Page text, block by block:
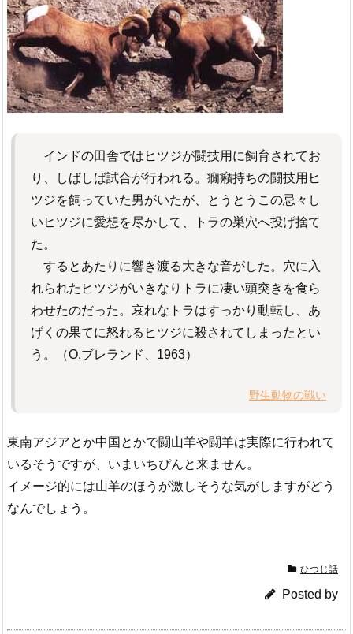
インドの田舎ではヒツジが闘技用に飼育されてお
り、しばしば試合が行われる。癇癪持ちの闘技用ヒ
ツジを飼っていた男がいたが、とうとうこの忌々し
いヒツジに愛想を尽かして、トラの巣穴へ投げ捨て
た。
するとあたりに響き渡る大きな音がした。穴に入
れられたヒツジがいきなりトラに凄い頭突きを食ら
わせたのだった。哀れなトラはすっかり動転し、あ
げくの果てに怒れるヒツジに殺されてしまったとい
う。（O.ブレランド、1963）
野生動物の戦い
東南アジアとか中国とかで闘山羊や闘羊は実際に行われて
いるそうですが、いまいちぴんと来ません。
イメージ的には山羊のほうが激しそうな気がしますがどう
なんでしょう。
ひつじ話
Posted by